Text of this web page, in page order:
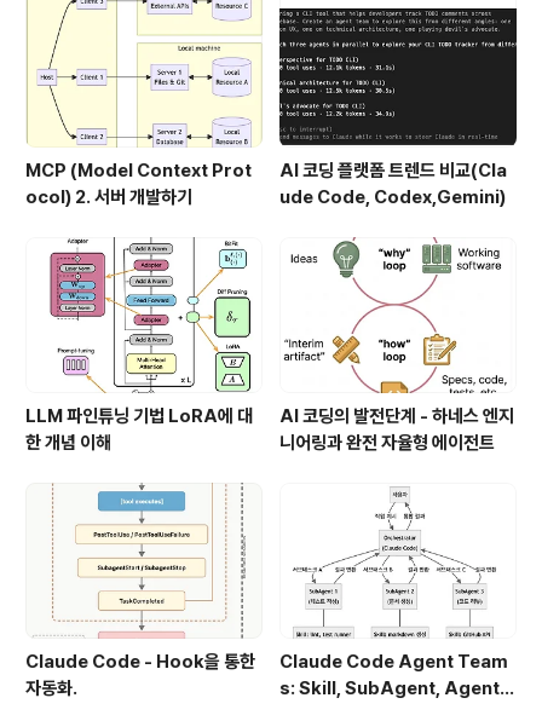
MCP (Model Context Prot
ocol) 2. 서버 개발하기
AI 코딩 플랫폼 트렌드 비교(Cla
ude Code, Codex,Gemini)
LLM 파인튜닝 기법 LoRA에 대
한 개념 이해
AI 코딩의 발전단계 - 하네스 엔지
니어링과 완전 자율형 에이전트
Claude Code - Hook을 통한
자동화.
Claude Code Agent Team
s: Skill, SubAgent, Agent T